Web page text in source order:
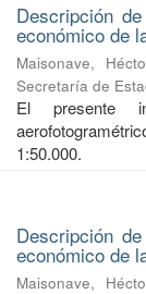
Descripción
económico de
Maisonave,
Secretaría de
El presente
1:50.000.
Descripción
económico de
Maisonave,